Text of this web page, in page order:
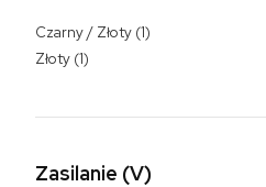
Czarny / Złoty (1)
Złoty (1)
Zasilanie (V)